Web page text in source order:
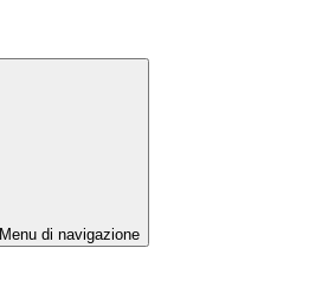
Menu di navigazione